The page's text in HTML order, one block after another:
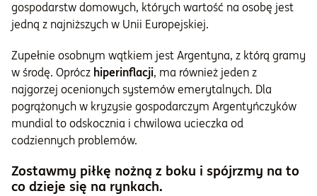
gospodarstw domowych, których wartość na osobę jest
jedną z najniższych w Unii Europejskiej.
Zupełnie osobnym wątkiem jest Argentyna, z którą gramy
w środę. Oprócz hiperinflacji, ma również jeden z
najgorzej ocenionych systemów emerytalnych. Dla
pogrążonych w kryzysie gospodarczym Argentyńczyków
mundial to odskocznia i chwilowa ucieczka od
codziennych problemów.
Zostawmy piłkę nożną z boku i spójrzmy na to
co dzieje się na rynkach.